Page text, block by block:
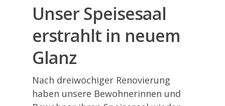
Unser Speisesaal
erstrahlt in neuem
Glanz
Nach dreiwöchiger Renovierung
haben unsere Bewohnerinnen und